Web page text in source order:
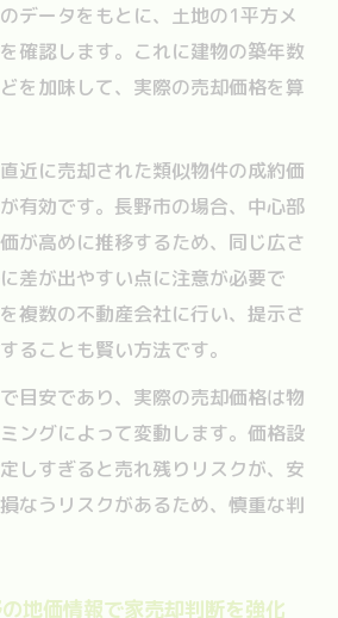
データをもとに、土地の1平方メ
確認します。これに建物の築年数
を加味して、実際の売却価格を算
近に売却された類似物件の成約価
有効です。長野市の場合、中心部
が高めに推移するため、同じ広さ
差が出やすい点に注意が必要で
複数の不動産会社に行い、提示さ
ることも賢い方法です。
目安であり、実際の売却価格は物
ングによって変動します。価格設
しすぎると売れ残りリスクが、安
なうリスクがあるため、慎重な判
地価情報で家売却判断を強化